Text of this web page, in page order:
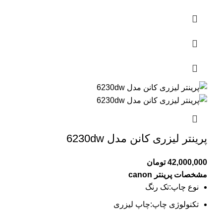
پرینتر لیزری کانن مدل 6230dw
42,000,000 تومان
مشخصات پرینتر canon
نوع چاپ:تک رنگ
تکنولوژی چاپ:چاپ لیزری